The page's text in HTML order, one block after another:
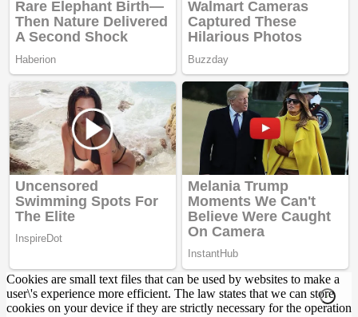
Cookies are small text files that can be used by websites to make a
user\'s experience more efficient. The law states that we can store
cookies on your device if they are strictly necessary for the operation